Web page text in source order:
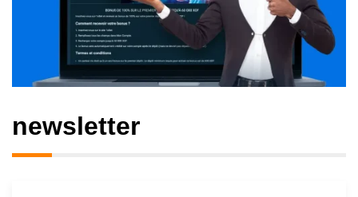
newsletter